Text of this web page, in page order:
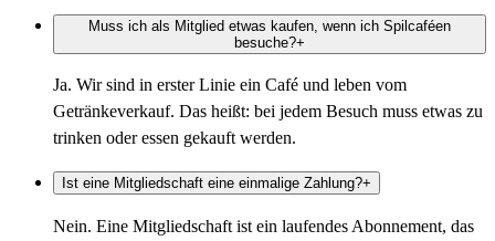
Muss ich als Mitglied etwas kaufen, wenn ich Spilcaféen
besuche?+
Ja. Wir sind in erster Linie ein Café und leben vom
Getränkeverkauf. Das heißt: bei jedem Besuch muss etwas zu
trinken oder essen gekauft werden.
Ist eine Mitgliedschaft eine einmalige Zahlung?+
Nein. Eine Mitgliedschaft ist ein laufendes Abonnement, das